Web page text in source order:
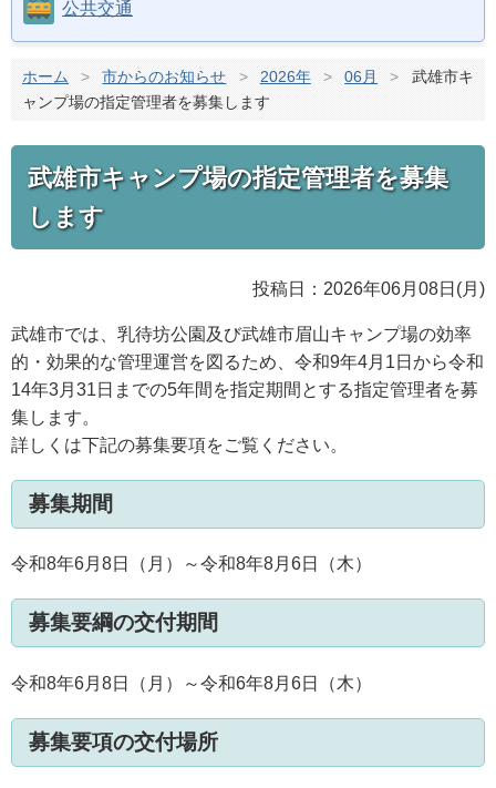
公共交通
ホーム > 市からのお知らせ > 2026年 > 06月 >
武雄市キ
ャンプ場の指定管理者を募集します
武雄市キャンプ場の指定管理者を募集
します
投稿日：2026年06月08日(月)
武雄市では、乳待坊公園及び武雄市眉山キャンプ場の効率
的・効果的な管理運営を図るため、令和9年4月1日から令和
14年3月31日までの5年間を指定期間とする指定管理者を募
集します。
詳しくは下記の募集要項をご覧ください。
募集期間
令和8年6月8日（月）～令和8年8月6日（木）
募集要綱の交付期間
令和8年6月8日（月）～令和6年8月6日（木）
募集要項の交付場所